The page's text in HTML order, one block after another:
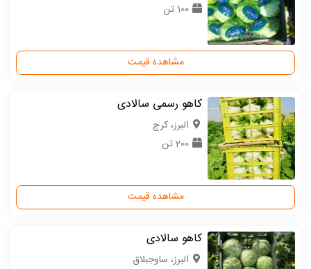
100 تن
مشاهده قیمت
کاهو رسمی سالادی
البرز، کرج
200 تن
مشاهده قیمت
کاهو سالادی
البرز، ساوجبلاق